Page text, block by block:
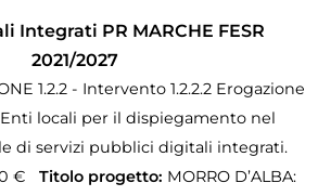
Integrati PR MARCHE FESR
2021/2027
1.2.2 - Intervento 1.2.2.2 Erogazione
locali per il dispiegamento nel
di servizi pubblici digitali integrati.
€ Titolo progetto: MORRO D’ALBA: